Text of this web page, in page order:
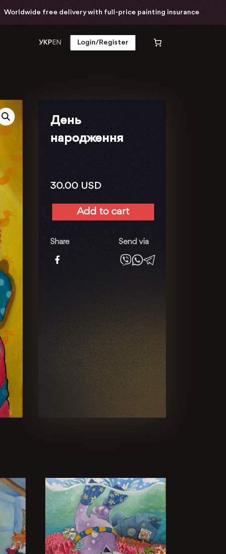
free delivery with full-price painting insurance
УКРEN Login/Register
День
народження
30.00 USD
quantity
Add to cart
Share Send via